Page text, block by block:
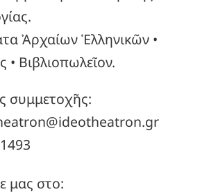
Ἀρχαίων Ἑλληνικῶν •
• Βιβλιοπωλεῖον.
συμμετοχῆς:
μας στο: